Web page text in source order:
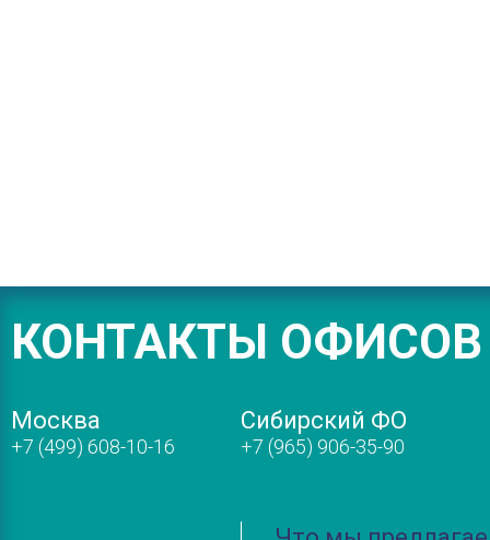
КОНТАКТЫ ОФИСОВ
Москва
+7 (499) 608-10-16
Сибирский ФО
+7 (965) 906-35-90